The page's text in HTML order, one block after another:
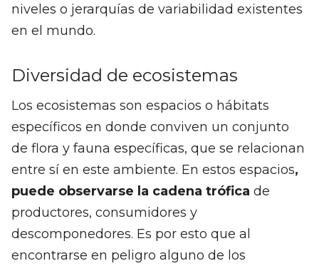
niveles o jerarquías de variabilidad existentes
en el mundo.
Diversidad de ecosistemas
Los ecosistemas son espacios o hábitats
específicos en donde conviven un conjunto
de flora y fauna específicas, que se relacionan
entre sí en este ambiente. En estos espacios,
puede observarse la cadena trófica de
productores, consumidores y
descomponedores. Es por esto que al
encontrarse en peligro alguno de los